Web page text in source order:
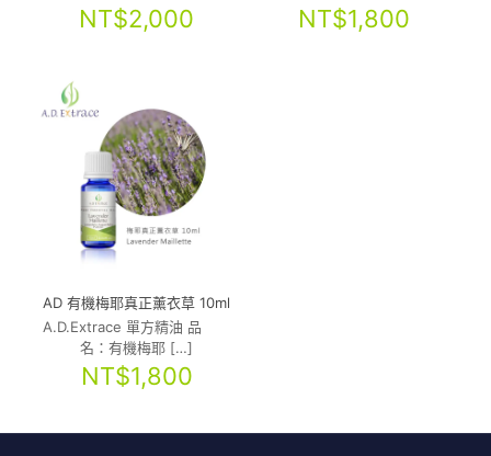
NT$2,000 NT$1,800
AD 有機梅耶真正薰衣草 10ml
A.D.Extrace 單方精油 品
名：有機梅耶 […]
NT$1,800